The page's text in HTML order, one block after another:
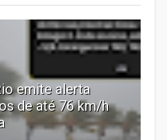
emite alerta
de até 76 km/h